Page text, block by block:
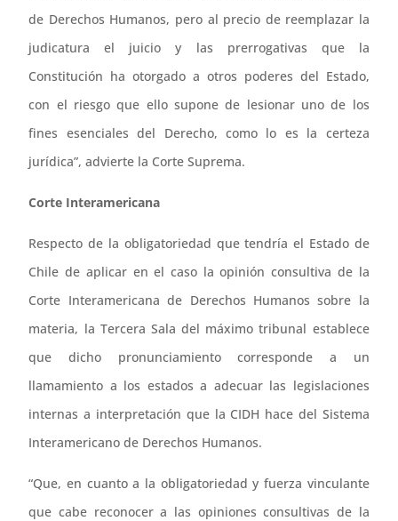
de Derechos Humanos, pero al precio de reemplazar la
judicatura el juicio y las prerrogativas que la
Constitución ha otorgado a otros poderes del Estado,
con el riesgo que ello supone de lesionar uno de los
fines esenciales del Derecho, como lo es la certeza
jurídica”, advierte la Corte Suprema.
Corte Interamericana
Respecto de la obligatoriedad que tendría el Estado de
Chile de aplicar en el caso la opinión consultiva de la
Corte Interamericana de Derechos Humanos sobre la
materia, la Tercera Sala del máximo tribunal establece
que dicho pronunciamiento corresponde a un
llamamiento a los estados a adecuar las legislaciones
internas a interpretación que la CIDH hace del Sistema
Interamericano de Derechos Humanos.
“Que, en cuanto a la obligatoriedad y fuerza vinculante
que cabe reconocer a las opiniones consultivas de la